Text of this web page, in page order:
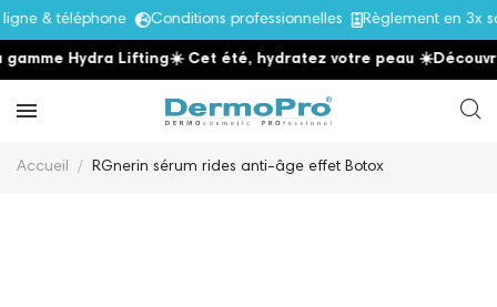
& téléphone Conditions professionnelles Règlement en 3x
Hydra Lifting☀️ Cet été, hydratez votre peau ☀️
Accueil RGnerin sérum rides anti-âge effet Botox